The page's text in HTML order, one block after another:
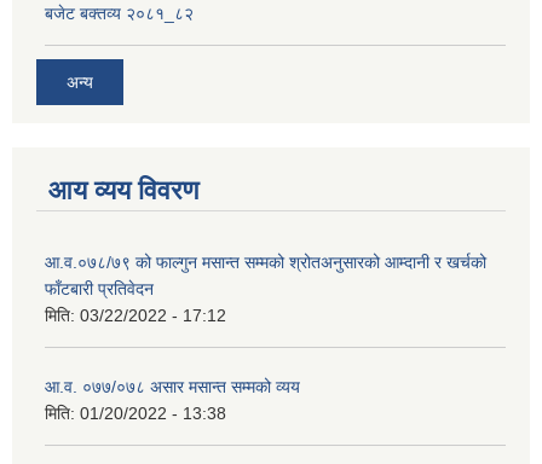
बजेट बक्तव्य २०८१_८२
अन्य
आय व्यय विवरण
आ.व.०७८/७९ को फाल्गुन मसान्त सम्मको श्रोतअनुसारको आम्दानी र खर्चको
फाँटबारी प्रतिवेदन
मिति: 03/22/2022 - 17:12
आ.व. ०७७/०७८ असार मसान्त सम्मको व्यय
मिति: 01/20/2022 - 13:38